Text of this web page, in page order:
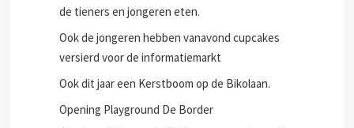
de tieners en jongeren eten.
Ook de jongeren hebben vanavond cupcakes
versierd voor de informatiemarkt
Ook dit jaar een Kerstboom op de Bikolaan.
Opening Playground De Border